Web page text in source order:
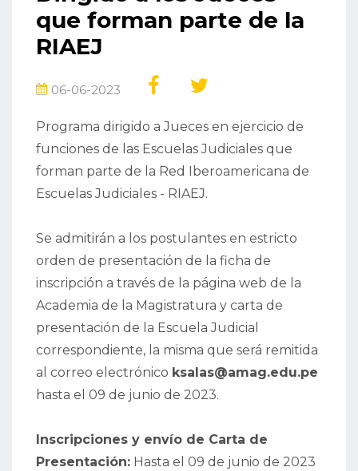
que forman parte de la
RIAEJ
06-06-2023
Programa dirigido a Jueces en ejercicio de
funciones de las Escuelas Judiciales que
forman parte de la Red Iberoamericana de
Escuelas Judiciales - RIAEJ.
Se admitirán a los postulantes en estricto
orden de presentación de la ficha de
inscripción a través de la página web de la
Academia de la Magistratura y carta de
presentación de la Escuela Judicial
correspondiente, la misma que será remitida
al correo electrónico ksalas@amag.edu.pe
hasta el 09 de junio de 2023.
Inscripciones y envío de Carta de
Presentación: Hasta el 09 de junio de 2023